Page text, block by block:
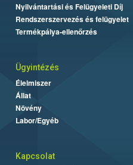
Nyilvántartási és Felügyeleti Díj
Rendszerszervezés és felügyelet
Termékpálya-ellenőrzés
Ügyintézés
Élelmiszer
Állat
Növény
Labor/Egyéb
Kapcsolat